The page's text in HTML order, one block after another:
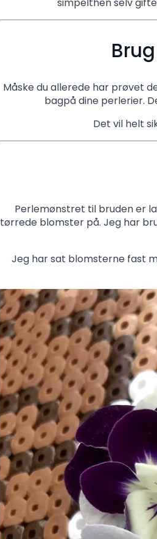
Måske du allerede har prøvet
bagpå dine perlerier.
Det vil helt
Perlemønstret til bruden er
tørrede blomster på. Jeg har
Jeg har sat blomsterne fast